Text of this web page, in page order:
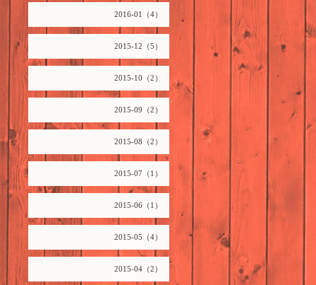
2016-01（4）
2015-12（5）
2015-10（2）
2015-09（2）
2015-08（2）
2015-07（1）
2015-06（1）
2015-05（4）
2015-04（2）